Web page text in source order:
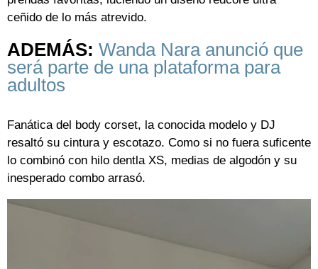
ceñido de lo más atrevido.
ADEMÁS: Wanda Nara anunció que
será parte de una plataforma para
adultos
Fanática del body corset, la conocida modelo y DJ
resaltó su cintura y escotazo. Como si no fuera suficente
lo combinó con hilo dentla XS, medias de algodón y su
inesperado combo arrasó.